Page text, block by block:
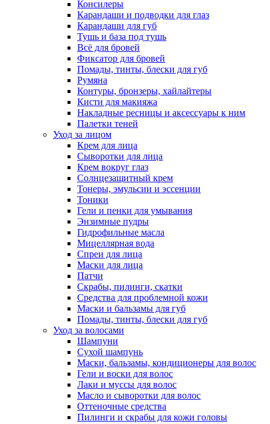
Консилеры
Карандаши и подводки для глаз
Карандаши для губ
Тушь и база под тушь
Всё для бровей
Фиксатор для бровей
Помады, тинты, блески для губ
Румяна
Контуры, бронзеры, хайлайтеры
Кисти для макияжа
Накладные ресницы и аксессуары к ним
Палетки теней
Уход за лицом
Крем для лица
Сыворотки для лица
Крем вокруг глаз
Солнцезащитный крем
Тонеры, эмульсии и эссенции
Тоники
Гели и пенки для умывания
Энзимные пудры
Гидрофильные масла
Мицеллярная вода
Спреи для лица
Маски для лица
Патчи
Скрабы, пилинги, скатки
Средства для проблемной кожи
Маски и бальзамы для губ
Помады, тинты, блески для губ
Уход за волосами
Шампуни
Сухой шампунь
Маски, бальзамы, кондиционеры для волос
Гели и воски для волос
Лаки и муссы для волос
Масло и сыворотки для волос
Оттеночные средства
Пилинги и скрабы для кожи головы